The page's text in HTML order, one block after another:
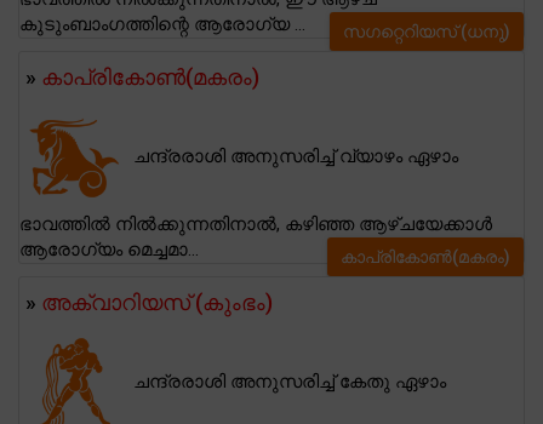
കുടുംബാംഗത്തിന്റെ ആരോഗ്യ ...
സഗറ്റെറിയസ് (ധനു)
» കാപ്രികോണ്‍(മകരം)
ചന്ദ്രരാശി അനുസരിച്ച് വ്യാഴം ഏഴാം
ഭാവത്തിൽ നിൽക്കുന്നതിനാൽ, കഴിഞ്ഞ ആഴ്ചയേക്കാൾ
ആരോഗ്യം മെച്ചമാ...
കാപ്രികോണ്‍(മകരം)
» അക്വാറിയസ് (കുംഭം)
ചന്ദ്രരാശി അനുസരിച്ച് കേതു ഏഴാം